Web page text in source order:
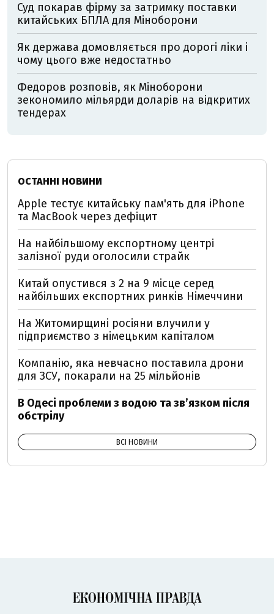
Суд покарав фірму за затримку поставки
китайських БПЛА для Міноборони
Як держава домовляється про дорогі ліки і
чому цього вже недостатньо
Федоров розповів, як Міноборони
зекономило мільярди доларів на відкритих
тендерах
ОСТАННІ НОВИНИ
Apple тестує китайську пам'ять для iPhone
та MacBook через дефіцит
На найбільшому експортному центрі
залізної руди оголосили страйк
Китай опустився з 2 на 9 місце серед
найбільших експортних ринків Німеччини
На Житомирщині росіяни влучили у
підприємство з німецьким капіталом
Компанію, яка невчасно поставила дрони
для ЗСУ, покарали на 25 мільйонів
В Одесі проблеми з водою та звʼязком після
обстрілу
ВСІ НОВИНИ